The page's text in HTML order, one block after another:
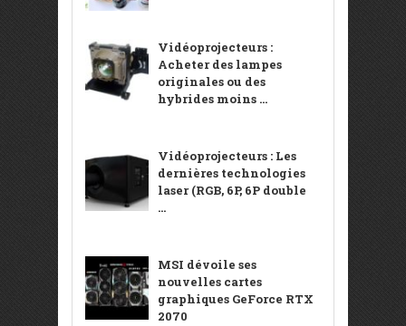
Vidéoprojecteurs :
Acheter des lampes
originales ou des
hybrides moins ...
Vidéoprojecteurs : Les
dernières technologies
laser (RGB, 6P, 6P double
...
MSI dévoile ses
nouvelles cartes
graphiques GeForce RTX
2070